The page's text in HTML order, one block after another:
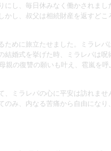
し、毎日休みなく働かされまし
し、叔父は相続財産を返すどこ
めに旅立たせました。ミラレパ
婚式を挙げた時、ミラレパは呪
親の復讐の願いも叶え、雹嵐を
ミラレパの心に平安は訪れませ
み、内なる苦痛から自由になり